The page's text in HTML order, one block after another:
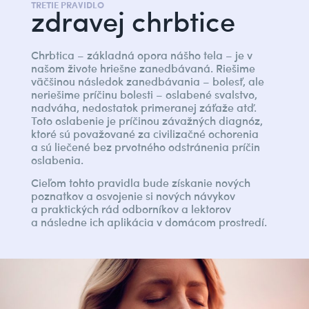
TRETIE PRAVIDLO
zdravej chrbtice
Chrbtica – základná opora nášho tela – je v
našom živote hriešne zanedbávaná. Riešime
väčšinou následok zanedbávania – bolesť, ale
neriešime príčinu bolesti – oslabené svalstvo,
nadváha, nedostatok primeranej záťaže atď.
Toto oslabenie je príčinou závažných diagnóz,
ktoré sú považované za civilizačné ochorenia
a sú liečené bez prvotného odstránenia príčin
oslabenia.
Cieľom tohto pravidla bude získanie nových
poznatkov a osvojenie si nových návykov
a praktických rád odborníkov a lektorov
a následne ich aplikácia v domácom prostredí.